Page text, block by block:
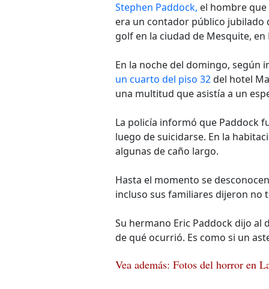
Stephen Paddock, el hombre
era un contador público jubilado
golf en la ciudad de Mesquite, en
En la noche del domingo, según
un cuarto del piso 32del hotel
una multitud que asistía a un
La policía informó que Paddock
luego de suicidarse. En la
algunas de caño largo.
Hasta el momento se
incluso sus familiares dijeron no
Su hermano Eric Paddock dijo al
de qué ocurrió. Es como si un
Vea además: Fotos del horror en